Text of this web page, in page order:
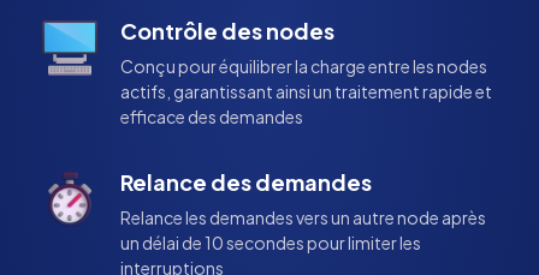
Contrôle des nodes
Conçu pour équilibrer la charge entre les nodes
actifs, garantissant ainsi un traitement rapide et
efficace des demandes
Relance des demandes
Relance les demandes vers un autre node après
un délai de 10 secondes pour limiter les
interruptions